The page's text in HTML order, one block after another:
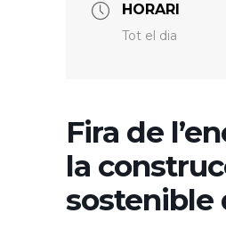
HORARI
Tot el dia
Fira de
la
sostenible